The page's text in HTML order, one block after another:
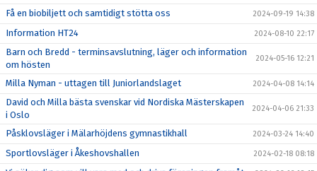
Få en biobiljett och samtidigt stötta oss 2024-09-19 14:38
Information HT24 2024-08-10 22:17
Barn och Bredd - terminsavslutning, läger och information
om hösten
2024-05-16 12:21
Milla Nyman - uttagen till Juniorlandslaget 2024-04-08 14:14
David och Milla bästa svenskar vid Nordiska Mästerskapen
i Oslo
2024-04-06 21:33
Påsklovsläger i Mälarhöjdens gymnastikhall 2024-03-24 14:40
Sportlovsläger i Åkeshovshallen 2024-02-18 08:18